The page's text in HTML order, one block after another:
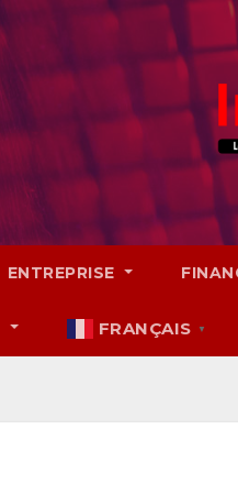
ENTREPRISE
FRANÇAIS ▼